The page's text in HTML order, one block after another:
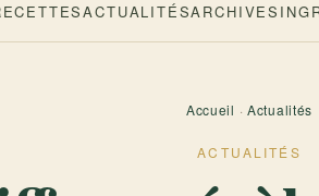
ACTUALITÉSARCHIVES
Accueil · Actualités
ACTUALITÉS